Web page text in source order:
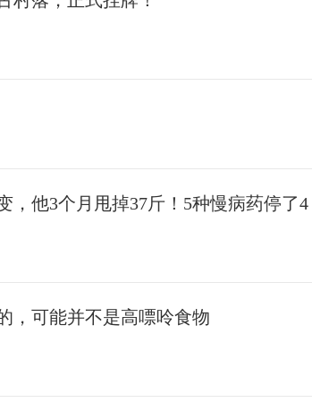
，他3个月甩掉37斤！5种慢病药停了4
，可能并不是高嘌呤食物